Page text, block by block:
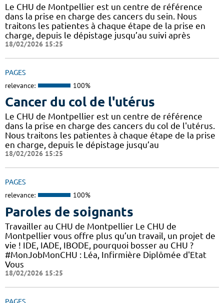
Le CHU de Montpellier est un centre de référence
dans la prise en charge des cancers du sein. Nous
traitons les patientes à chaque étape de la prise en
charge, depuis le dépistage jusqu’au suivi après
18/02/2026 15:25
PAGES
relevance: 100%
Cancer du col de l'utérus
Le CHU de Montpellier est un centre de référence
dans la prise en charge des cancers du col de l'utérus.
Nous traitons les patientes à chaque étape de la prise
en charge, depuis le dépistage jusqu’au
18/02/2026 15:25
PAGES
relevance: 100%
Paroles de soignants
Travailler au CHU de Montpellier Le CHU de
Montpellier vous offre plus qu’un travail, un projet de
vie ! IDE, IADE, IBODE, pourquoi bosser au CHU ?
#MonJobMonCHU : Léa, Infirmière Diplômée d'Etat
Vous
18/02/2026 15:25
PAGES